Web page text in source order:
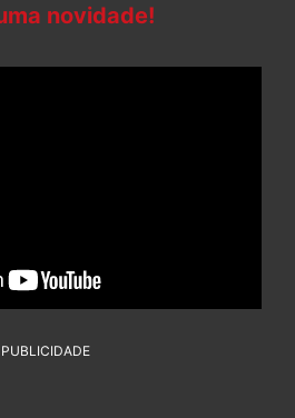
novidade!
PUBLICIDADE